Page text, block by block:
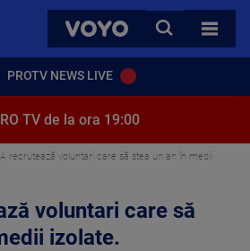
VOYO
CAUTA
TOATE
PROTV NEWS LIVE
TV de la ora 19:00
recrutează voluntari care să stea un an în medii
voluntari care să
izolate.